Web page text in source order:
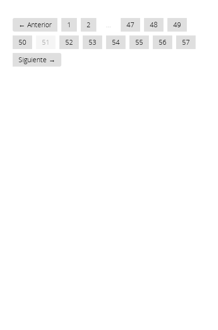
← Anterior 1 2 … 47 48
49
50
51 52 53 54 55 56
57
Siguiente →